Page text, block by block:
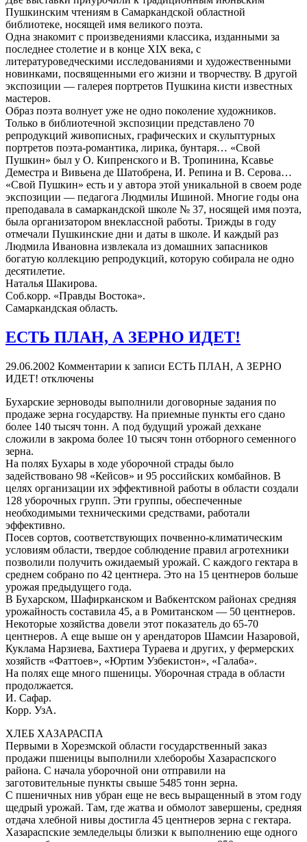
Пушкинским чтениям в Самаркандской областной
библиотеке, носящей имя великого поэта.
Одна знакомит с произведениями классика, изданными за
последнее столетие и в конце XIX века, с
литературоведческими исследованиями и художественными
новинками, посвященными его жизни и творчеству. В другой
экспозиции — галерея портретов Пушкина кисти известных
мастеров.
Образ поэта волнует уже не одно поколение художников.
Только в библиотечной экспозиции представлено 70
репродукций живописных, графических и скульптурных
портретов поэта-романтика, лирика, бунтаря… «Свой
Пушкин» был у О. Кипренского и В. Тропинина, Ксавье
Деместра и Вивьена де Шатобрена, И. Репина и В. Серова…
«Свой Пушкин» есть и у автора этой уникальной в своем роде
экспозиции — педагога Людмилы Ишиной. Многие годы она
преподавала в самаркандской школе № 37, носящей имя поэта,
была организатором внеклассной работы. Трижды в году
отмечали Пушкинские дни и даты в школе. И каждый раз
Людмила Ивановна извлекала из домашних запасников
богатую коллекцию репродукций, которую собирала не одно
десятилетие.
Наталья Шакирова.
Соб.корр. «Правды Востока».
Самаркандская область.
ЕСТЬ ПЛАН, А ЗЕРНО ИДЕТ!
29.06.2002 Комментарии к записи ЕСТЬ ПЛАН, А ЗЕРНО
ИДЕТ! отключены
Бухарские зерноводы выполнили договорные задания по
продаже зерна государству. На приемные пункты его сдано
более 140 тысяч тонн. А под будущий урожай дехкане
сложили в закрома более 10 тысяч тонн отборного семенного
зерна.
На полях Бухары в ходе уборочной страды было
задействовано 98 «Кейсов» и 95 российских комбайнов. В
целях организации их эффективной работы в области создали
128 уборочных групп. Эти группы, обеспеченные
необходимыми техническими средствами, работали
эффективно.
Посев сортов, соответствующих почвенно-климатическим
условиям области, твердое соблюдение правил агротехники
позволили получить ожидаемый урожай. С каждого гектара в
среднем собрано по 42 центнера. Это на 15 центнеров больше
урожая предыдущего года.
В Бухарском, Шафирканском и Вабкентском районах средняя
урожайность составила 45, а в Ромитанском — 50 центнеров.
Некоторые хозяйства довели этот показатель до 65-70
центнеров. А еще выше он у арендаторов Шамсии Назаровой,
Куклама Нарзиева, Бахтиера Тураева и других, у фермерских
хозяйств «Фаттоев», «Юртим Узбекистон», «Галаба».
На полях еще много пшеницы. Уборочная страда в области
продолжается.
И. Сафар.
Корр. УзА.
ХЛЕБ ХАЗАРАСПА
Первыми в Хорезмской области государственный заказ
продажи пшеницы выполнили хлеборобы Хазараспского
района. С начала уборочной они отправили на
заготовительные пункты свыше 5485 тонн зерна.
С пшеничных нив убран еще не весь выращенный в этом году
щедрый урожай. Там, где жатва и обмолот завершены, средняя
отдача хлебной нивы достигла 45 центнеров зерна с гектара.
Хазараспские земледельцы близки к выполнению еще одного